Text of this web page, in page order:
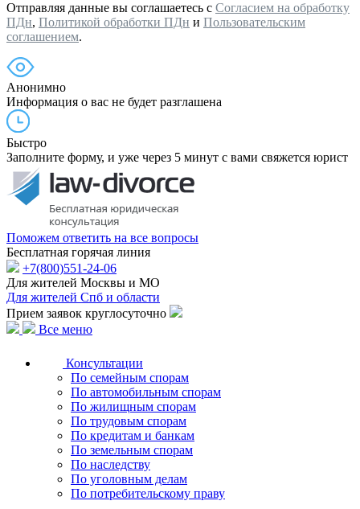
Отправляя данные вы соглашаетесь с Согласием на обработку
ПДн, Политикой обработки ПДн и Пользовательским
соглашением.
Анонимно
Информация о вас не будет разглашена
Быстро
Заполните форму, и уже через 5 минут с вами свяжется юрист
Поможем ответить на все вопросы
Бесплатная горячая линия
+7(800)551-24-06
Для жителей Москвы и МО
Для жителей Спб и области
Прием заявок круглосуточно
Все меню
Консультации
По семейным спорам
По автомобильным спорам
По жилищным спорам
По трудовым спорам
По кредитам и банкам
По земельным спорам
По наследству
По уголовным делам
По потребительскому праву